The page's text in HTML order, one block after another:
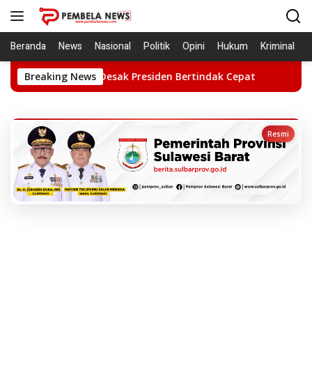
Langsung
Beranda News Nasional Politik Opini Hukum Kriminal
Breaking News
Presiden Bertindak Cepat